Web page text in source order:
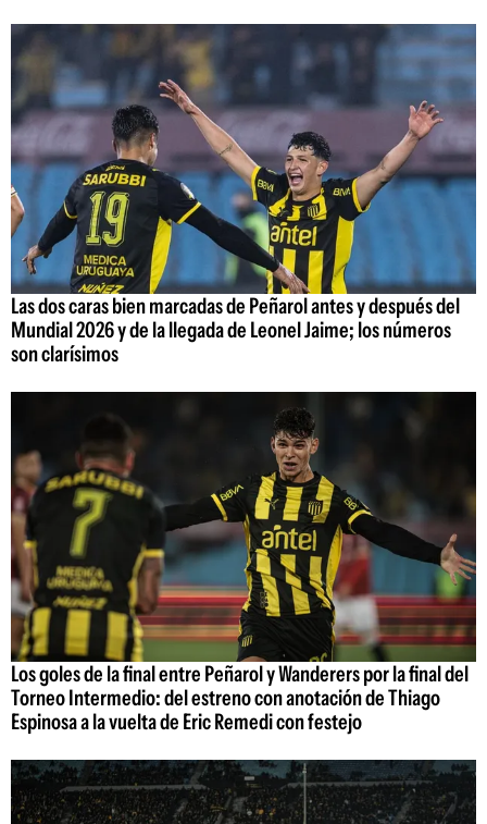
Las dos caras bien marcadas de Peñarol antes y después del
Mundial 2026 y de la llegada de Leonel Jaime; los números
son clarísimos
Los goles de la final entre Peñarol y Wanderers por la final del
Torneo Intermedio: del estreno con anotación de Thiago
Espinosa a la vuelta de Eric Remedi con festejo